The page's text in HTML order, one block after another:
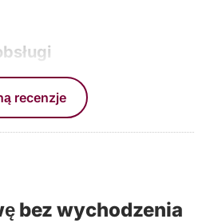
recenzje
bez wychodzenia